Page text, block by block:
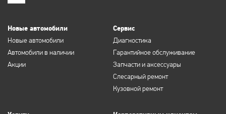
Новые автомобили
Новые автомобили
Автомобили в наличии
Акции
Сервис
Диагностика
Гарантийное обслуживание
Запчасти и аксессуары
Слесарный ремонт
Кузовной ремонт